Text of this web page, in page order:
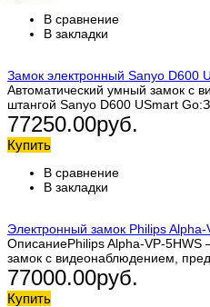
В сравнение
В закладки
Замок электронный Sanyo D600
Автоматический умный замок с
штангой Sanyo D600 USmart
77250.00руб.
Купить
В сравнение
В закладки
Электронный замок Philips
ОписаниеPhilips Alpha-VP-5HWS
замок с видеонаблюдением,
77000.00руб.
Купить